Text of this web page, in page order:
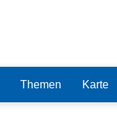
Themen Karte